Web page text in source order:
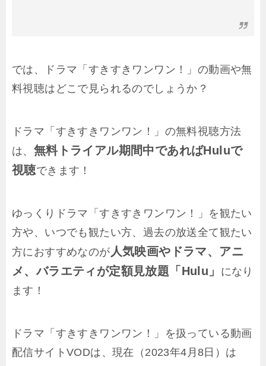
では、ドラマ「すきすきワンワン！」の動画や無
料視聴はどこで見られるのでしょうか？
ドラマ「すきすきワンワン！」の無料視聴方法
は、 無料トライアル期間中であればHuluで
視聴できます！
ゆっくりドラマ「すきすきワンワン！」を観たい
方や、いつでも観たい方、過去の放送全て観たい
方におすすめなのが 人気映画やドラマ、アニ
メ、バラエティが定額見放題「Hulu」
になり
ます！
ドラマ「すきすきワンワン！」を扱っている動画
配信サイトVODは、現在（2023年4月8日）は